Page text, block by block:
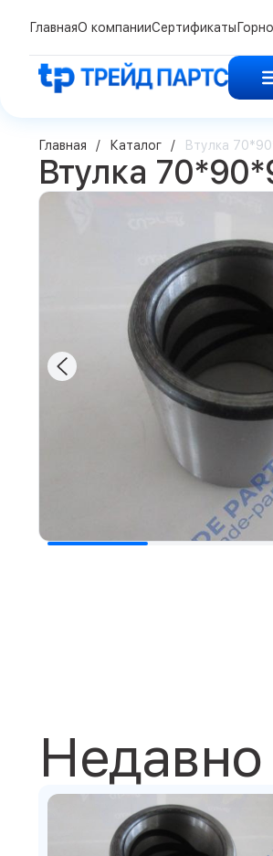
ГлавнаяО компанииСертификаты
Главная Каталог Втулка
Втулка
Недавно